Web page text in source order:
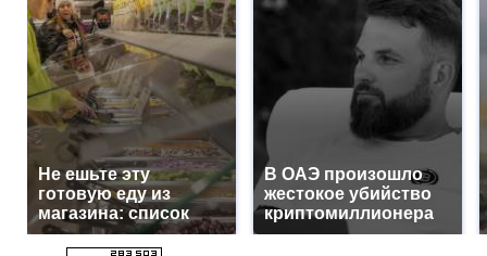
Не ешьте эту
готовую еду из
магазина: список
В ОАЭ произошло
жестокое убийство
криптомиллионера